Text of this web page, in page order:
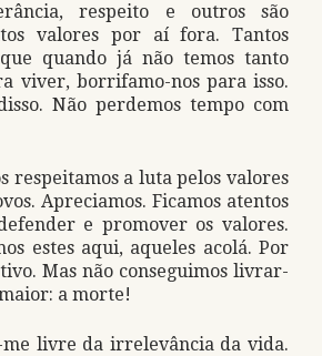
respeito e outros são
valores por aí fora. Tantos
quando já não temos tanto
viver, borrifamo-nos para isso.
Não perdemos tempo com
respeitamos a luta pelos valores
Apreciamos. Ficamos atentos
e promover os valores.
estes aqui, aqueles acolá. Por
Mas não conseguimos livrar-
a morte!
me livre da irrelevância da vida.